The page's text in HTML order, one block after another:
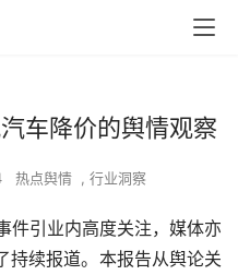
车降价的舆情观察
热点舆情 , 行业洞察
件引业内高度关注，媒体亦
持续报道。本报告从舆论关